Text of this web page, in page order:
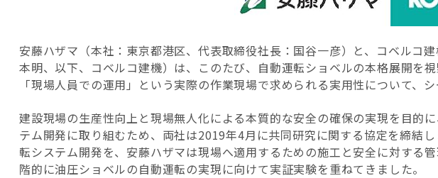
安藤ハザマ（本社：東京都港区、代表取締役社長：国谷一彦）と、コベルコ
本明、以下、コベルコ建機）は、このたび、自動運転ショベルの本格展開を
「現場人員での運用」という実際の作業現場で求められる実用性について、
建設現場の生産性向上と現場無人化による本質的な安全の確保の実現を目的
テム開発に取り組むため、両社は2019年4月に共同研究に関する協定を締結
転システム開発を、安藤ハザマは現場へ適用するための施工と安全に対する
階的に油圧ショベルの自動運転の実現に向けて実証実験を重ねてきました。